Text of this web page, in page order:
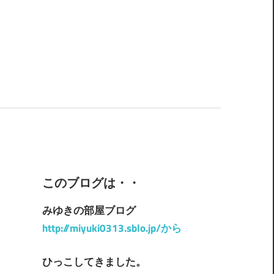
このブログは・・
みゆきの部屋ブログ
http://miyuki0313.sblo.jp/から
ひっこしてきました。